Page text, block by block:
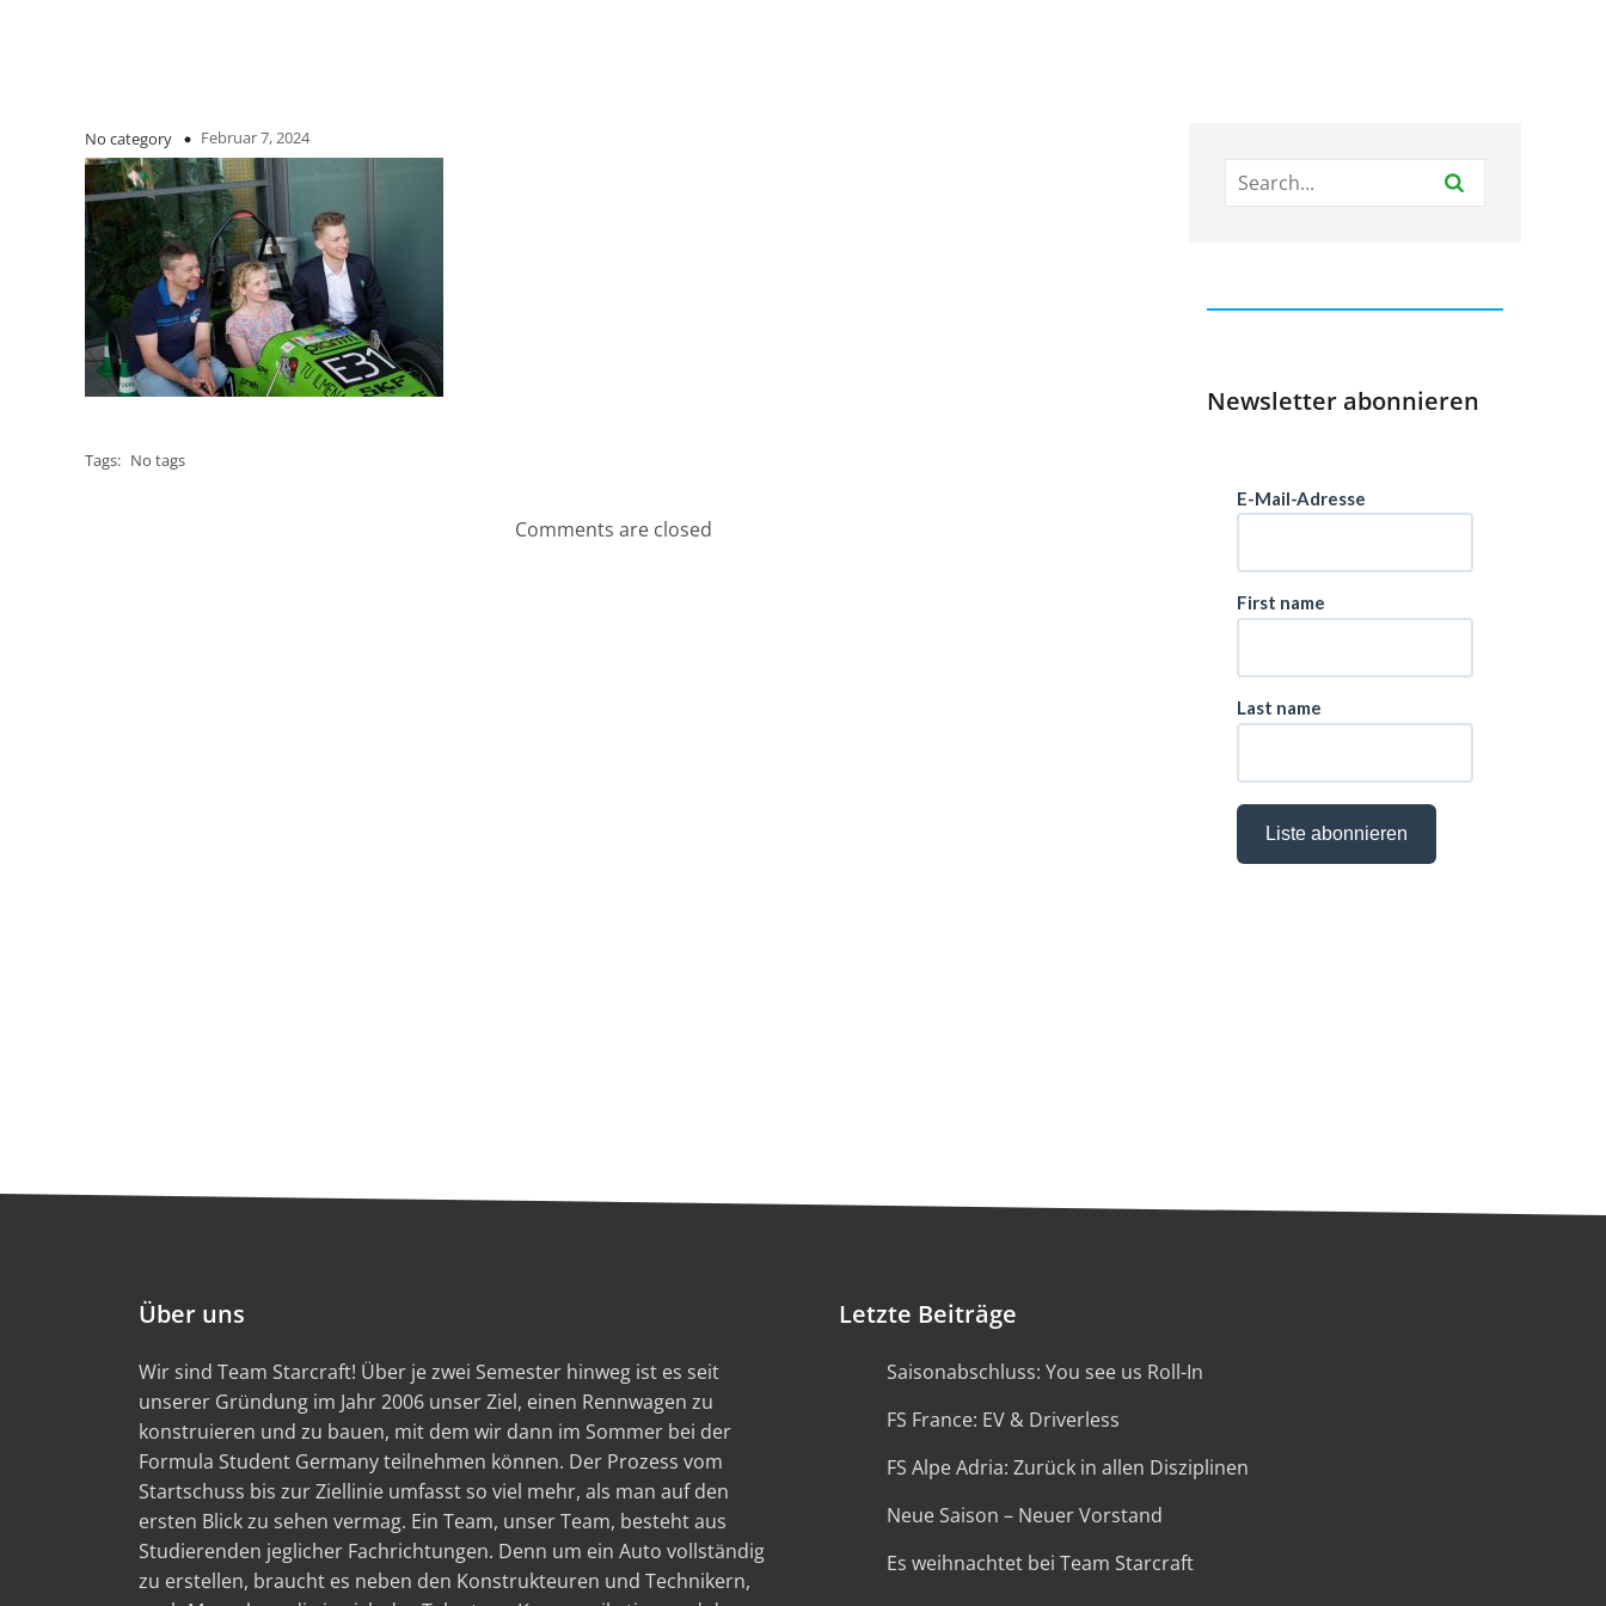
No category Februar 7, 2024
Tags: No tags
Comments are closed
Newsletter abonnieren
Über uns
Wir sind Team Starcraft! Über je zwei Semester hinweg ist es seit
unserer Gründung im Jahr 2006 unser Ziel, einen Rennwagen zu
konstruieren und zu bauen, mit dem wir dann im Sommer bei der
Formula Student Germany teilnehmen können. Der Prozess vom
Startschuss bis zur Ziellinie umfasst so viel mehr, als man auf den
ersten Blick zu sehen vermag. Ein Team, unser Team, besteht aus
Studierenden jeglicher Fachrichtungen. Denn um ein Auto vollständig
zu erstellen, braucht es neben den Konstrukteuren und Technikern,
Letzte Beiträge
Saisonabschluss: You see us Roll-In
FS France: EV & Driverless
FS Alpe Adria: Zurück in allen Disziplinen
Neue Saison – Neuer Vorstand
Es weihnachtet bei Team Starcraft